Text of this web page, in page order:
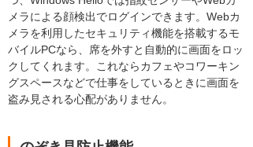
メラによる顔検出でログインできます。Webカ
メラを利用したセキュリティ機能を搭載するモ
バイルPCなら、席を外すと自動的に画面をロッ
クしてくれます。これならカフェやコワーキン
グスペースなどで仕事をしているときに画面を
盗み見される心配がありません。